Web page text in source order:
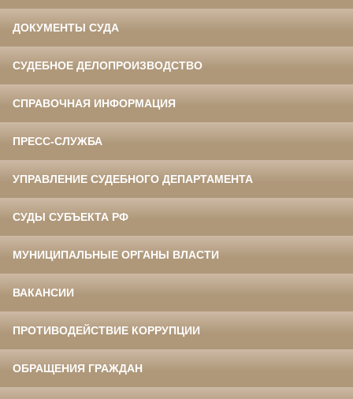
ДОКУМЕНТЫ СУДА
СУДЕБНОЕ ДЕЛОПРОИЗВОДСТВО
СПРАВОЧНАЯ ИНФОРМАЦИЯ
ПРЕСС-СЛУЖБА
УПРАВЛЕНИЕ СУДЕБНОГО ДЕПАРТАМЕНТА
СУДЫ СУБЪЕКТА РФ
МУНИЦИПАЛЬНЫЕ ОРГАНЫ ВЛАСТИ
ВАКАНСИИ
ПРОТИВОДЕЙСТВИЕ КОРРУПЦИИ
ОБРАЩЕНИЯ ГРАЖДАН